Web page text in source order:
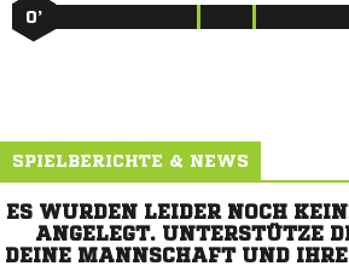
0’
SPIELBERICHTE & NEWS
ES WURDEN LEIDER NOCH
ANGELEGT. UNTERSTÜTZE
DEINE MANNSCHAFT UND